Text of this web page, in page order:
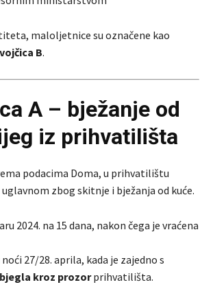
maloljetnice su označene kao
B.
A – bježanje od
iz prihvatilišta
podacima Doma, u prihvatilištu
uglavnom zbog skitnje i bježanja od kuće.
2024. na 15 dana, nakon čega je vraćena
27/28. aprila, kada je zajedno s
kroz prozorprihvatilišta.